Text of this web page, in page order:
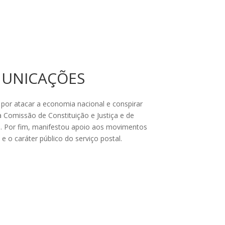
atacar a economia nacional e conspirar
de Constituição e Justiça e de
Por fim, manifestou apoio aos movimentos
o caráter público do serviço postal.